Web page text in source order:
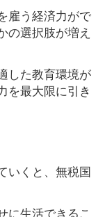
雇う経済力がで
の選択肢が増え
した教育環境が
を最大限に引き
いくと、無税国
に生活できるこ